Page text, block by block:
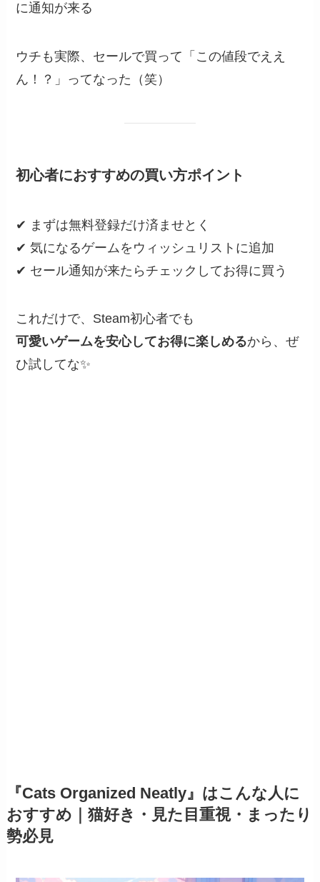
に通知が来る
ウチも実際、セールで買って「この値段でええ
ん！？」ってなった（笑）
初心者におすすめの買い方ポイント
✔ まずは無料登録だけ済ませとく
✔ 気になるゲームをウィッシュリストに追加
✔ セール通知が来たらチェックしてお得に買う
これだけで、Steam初心者でも
可愛いゲームを安心してお得に楽しめるから、ぜ
ひ試してな✨
『Cats Organized Neatly』はこんな人に
おすすめ｜猫好き・見た目重視・まったり
勢必見